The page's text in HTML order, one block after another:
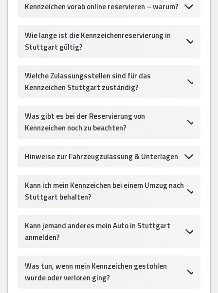
Kennzeichen vorab online reservieren – warum?
Wie lange ist die Kennzeichenreservierung in
Stuttgart gültig?
Welche Zulassungsstellen sind für das
Kennzeichen Stuttgart zuständig?
Was gibt es bei der Reservierung von
Kennzeichen noch zu beachten?
Hinweise zur Fahrzeugzulassung & Unterlagen
Kann ich mein Kennzeichen bei einem Umzug nach
Stuttgart behalten?
Kann jemand anderes mein Auto in Stuttgart
anmelden?
Was tun, wenn mein Kennzeichen gestohlen
wurde oder verloren ging?